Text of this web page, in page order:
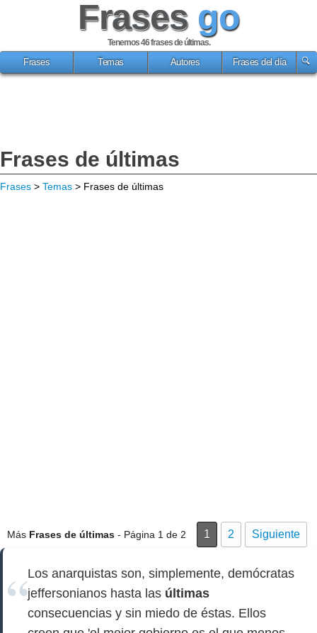
Frases go
Tenemos 46frases de últimas.
Frases
Temas Autores Frases del día
Frases de últimas
Frases > Temas > Frases de últimas
Más Frases de últimas - Página 1 de 2 1 2 Siguiente
Los anarquistas son, simplemente, demócratas
jeffersonianos hasta las últimas
consecuencias y sin miedo de éstas. Ellos